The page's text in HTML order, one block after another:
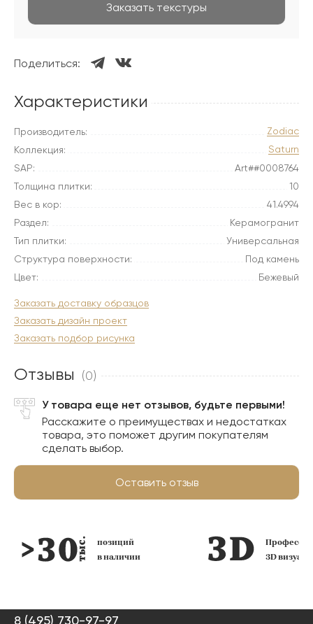
Заказать текстуры
Поделиться:
Характеристики
Производитель:
Zodiac
Коллекция:
Saturn
SAP:
Art##0008764
Толщина плитки:
10
Вес в кор:
41.4994
Раздел:
Керамогранит
Тип плитки:
Универсальная
Структура поверхности:
Под камень
Цвет:
Бежевый
Заказать доставку образцов
Заказать дизайн проект
Заказать подбор рисунка
Отзывы (0)
У товара еще нет отзывов, будьте первыми!
Расскажите о преимуществах и недостатках
товара, это поможет другим покупателям
сделать выбор.
Оставить отзыв
позиций
в наличии
3D
8 (495) 730-97-97